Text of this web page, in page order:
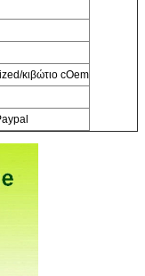
κιβώτιο cOem